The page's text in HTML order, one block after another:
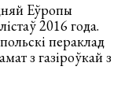
Еўропы
2016 года.
пераклад
з газіроўкай з